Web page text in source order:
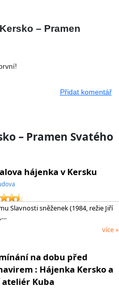
– Pramen
Přidat komentář
– Pramen Svatého
hájenka v Kersku
Slavnosti sněženek (1984, režie Jiří
více »
na dobu před
: Hájenka Kersko a
ateliér Kuba